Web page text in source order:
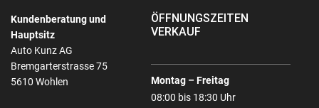
Kundenberatung und
Hauptsitz
Auto Kunz AG
Bremgarterstrasse 75
5610 Wohlen
ÖFFNUNGSZEITEN
VERKAUF
Montag – Freitag
08:00 bis 18:30 Uhr